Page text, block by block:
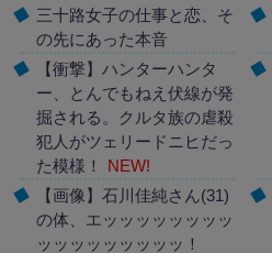
三十路女子の仕事と恋、そ
の先にあった本音
【衝撃】ハンターハンタ
ー、とんでもねえ伏線が発
掘される。クルタ族の虐殺
犯人がツェリードニヒだっ
た模様！
NEW!
【画像】石川佳純さん(31)
の体、エッッッッッッッッ
ッッッッッッッッッ！